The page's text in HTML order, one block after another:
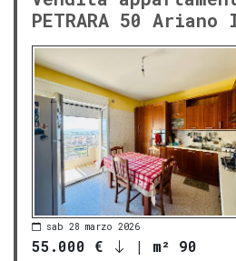
PETRARA 50
sab 28 marzo 2026
55.000 € | m² 90